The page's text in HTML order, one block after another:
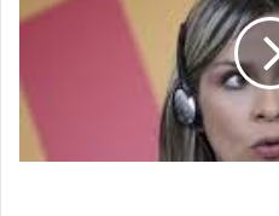
anuncia
presidencial
para
2026